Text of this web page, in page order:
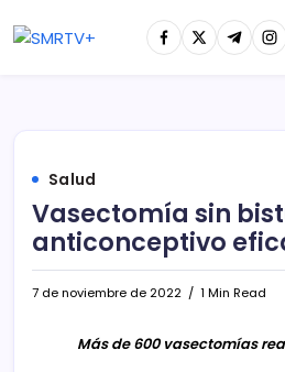
Salud
Vasectomía sin
anticonceptivo
7 de noviembre de 2022 1 Min Read
Más de 600 vasectomías